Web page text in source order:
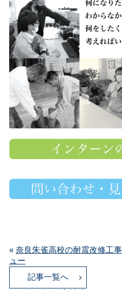
« 奈良朱雀高校の耐震改修工
ュー
記事一覧へ